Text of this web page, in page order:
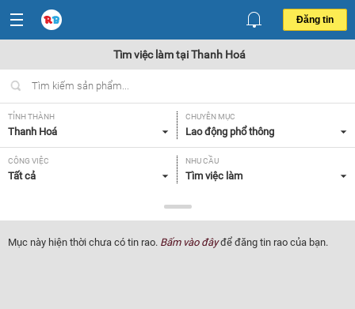
Đăng tin
Tìm việc làm tại Thanh Hoá
TỈNH THÀNH
Thanh Hoá
CHUYÊN MỤC
Lao động phổ thông
CÔNG VIỆC
Tất cả
NHU CẦU
Tìm việc làm
Tất cả
Mục này hiện thời chưa có tin rao. Bấm vào đâyđể đăng tin rao của bạn.